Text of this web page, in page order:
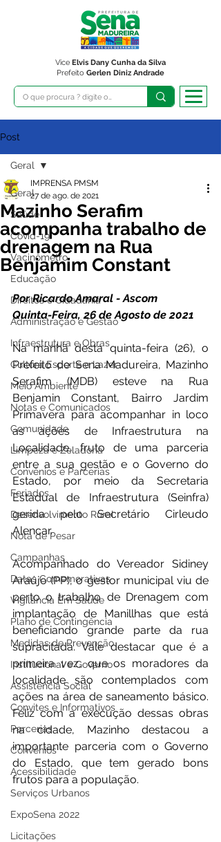
Prefeito Gerlen Diniz Andrade
Vice Elvis Dany Cunha da Silva
Post
Geral
Saúde
Covid-19
Vacinômetro
Educação
Direitos e Cidadania
Administração e Gestão
Infraestrutura e Obras
Cultura Esporte e Lazer
Meio Ambiente
Notas e Comunicados
Comunidade
Limpeza e Zeladoria
Convênios e Parcerias
Feriados
Desenvolvimento Rural
Nota de Pesar
Campanhas
Datas Comemorativas
Vigilância Em Saúde
Plano de Contingência
Medidas de Prevenção
Institucional e Governo
Assistência Social
Convites e Informativos
Parcerias
Convênios
Acessibilidade
Serviços Urbanos
ExpoSena 2022
Licitações
Geral
Mazinho Serafim
acompanha trabalho de
drenagem na Rua
Benjamim Constant
IMPRENSA PMSM
27 de ago. de 2021
Por Ricardo Amaral - Ascom
Quinta-Feira, 26 de Agosto de 2021
Na manhã desta quinta-feira (26), o
Prefeito de Sena Madureira, Mazinho
Serafim (MDB) esteve na Rua
Benjamin Constant, Bairro Jardim
Primavera para acompanhar in loco
as ações de Infraestrutura na
Localidade, fruto de uma parceria
entre a sua gestão e o Governo do
Estado, por meio da Secretaria
Estadual de Infraestrutura (Seinfra)
gerida pelo Secretário Cirleudo
Alencar.
Acompanhado do Vereador Sidiney
Araújo (PP), o gestor municipal viu de
perto o trabalho de Drenagem com
implantação de Manillhas que está
beneficiando grande parte da rua
supracitada. Vale destacar que é a
primeira vez, que os moradores da
localidade são contemplados com
ações na área de saneamento básico.
Feliz com a execução dessas obras
na cidade, Mazinho destacou a
importante parceria com o Governo
do Estado, que tem gerado bons
frutos para a população.